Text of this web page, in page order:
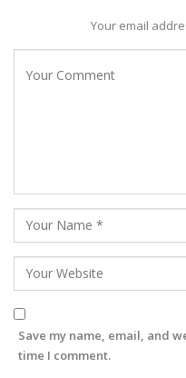
Your email
Save my name, email, and
time I comment.